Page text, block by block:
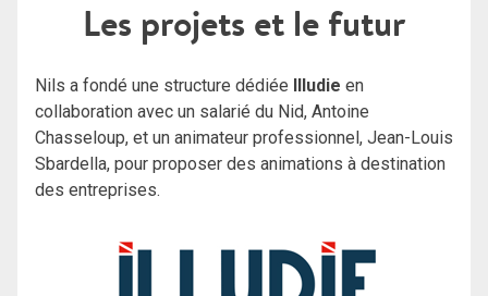
Les projets et le futur
Nils a fondé une structure dédiée Illudie en
collaboration avec un salarié du Nid, Antoine
Chasseloup, et un animateur professionnel, Jean-Louis
Sbardella, pour proposer des animations à destination
des entreprises.